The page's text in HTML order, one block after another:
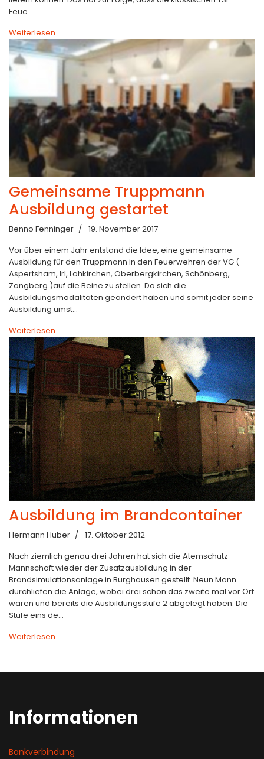
Feue...
Weiterlesen …
Gemeinsame Truppmann
Ausbildung gestartet
Benno Fenninger
19. November 2017
Vor über einem Jahr entstand die Idee, eine gemeinsame
Ausbildung für den Truppmann in den Feuerwehren der VG (
Aspertsham, Irl, Lohkirchen, Oberbergkirchen, Schönberg,
Zangberg )auf die Beine zu stellen. Da sich die
Ausbildungsmodalitäten geändert haben und somit jeder seine
Ausbildung umst...
Weiterlesen …
Ausbildung im Brandcontainer
Hermann Huber
17. Oktober 2012
Nach ziemlich genau drei Jahren hat sich die Atemschutz-
Mannschaft wieder der Zusatzausbildung in der
Brandsimulationsanlage in Burghausen gestellt. Neun Mann
durchliefen die Anlage, wobei drei schon das zweite mal vor Ort
waren und bereits die Ausbildungsstufe 2 abgelegt haben. Die
Stufe eins de...
Weiterlesen …
Informationen
Bankverbindung